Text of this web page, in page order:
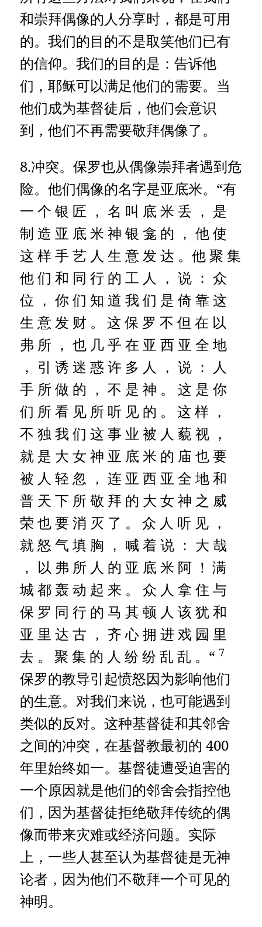
和崇拜偶像的人分享时，都是可用
的。我们的目的不是取笑他们已有
的信仰。我们的目的是：告诉他
们，耶稣可以满足他们的需要。当
他们成为基督徒后，他们会意识
到，他们不再需要敬拜偶像了。
8.冲突。保罗也从偶像崇拜者遇到危
险。他们偶像的名字是亚底米。“有
一 个 银 匠 ， 名 叫 底 米 丢 ， 是
制 造 亚 底 米 神 银 龛 的 ， 他 使
这 样 手 艺 人 生 意 发 达 。他 聚 集
他 们 和 同 行 的 工 人 ， 说 ： 众
位 ， 你 们 知 道 我 们 是 倚 靠 这
生 意 发 财 。
这 保 罗 不 但 在 以
弗 所 ， 也 几 乎 在 亚 西 亚 全 地
， 引 诱 迷 惑 许 多 人 ， 说 ： 人
手 所 做 的 ， 不 是 神 。 这 是 你
们 所 看 见 所 听 见 的 。
这 样 ，
不 独 我 们 这 事 业 被 人 藐 视 ，
就 是 大 女 神 亚 底 米 的 庙 也 要
被 人 轻 忽 ， 连 亚 西 亚 全 地 和
普 天 下 所 敬 拜 的 大 女 神 之 威
荣 也 要 消 灭 了 。
众 人 听 见 ，
就 怒 气 填 胸 ， 喊 着 说 ： 大 哉
， 以 弗 所 人 的 亚 底 米 阿 ！ 满
城 都 轰 动 起 来 。 众 人 拿 住 与
保 罗 同 行 的 马 其 顿 人 该 犹 和
亚 里 达 古 ， 齐 心 拥 进 戏 园 里
去 。
聚 集 的 人 纷 纷 乱 乱 。“ 7
保罗的教导引起愤怒因为影响他们
的生意。对我们来说，也可能遇到
类似的反对。这种基督徒和其邻舍
之间的冲突，在基督教最初的 400
年里始终如一。基督徒遭受迫害的
一个原因就是他们的邻舍会指控他
们，因为基督徒拒绝敬拜传统的偶
像而带来灾难或经济问题。实际
上，一些人甚至认为基督徒是无神
论者，因为他们不敬拜一个可见的
神明。